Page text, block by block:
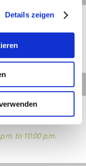
Details zeigen
to 10:00 p.m.